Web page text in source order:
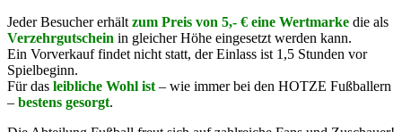
Jeder Besucher erhält zum Preis von 5,- € eine Wertmarke die als
Verzehrgutschein in gleicher Höhe eingesetzt werden kann.
Ein Vorverkauf findet nicht statt, der Einlass ist 1,5 Stunden vor
Spielbeginn.
Für das leibliche Wohl ist – wie immer bei den HOTZE Fußballern
– bestens gesorgt.